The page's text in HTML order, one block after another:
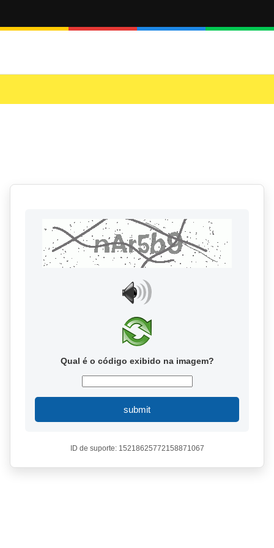
Qual é o código exibido na imagem?
submit
ID de suporte: 15218625772158871067